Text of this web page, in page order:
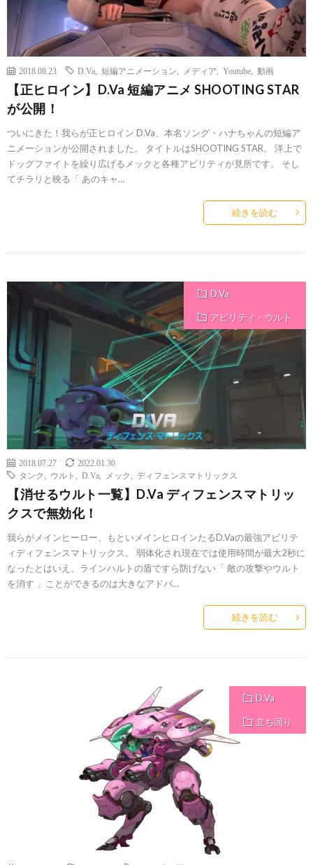
2018.08.23 D.Va 短編アニメーション メディア Youtube 動画
【正ヒロイン】D.Va 短編アニメ SHOOTING STAR
が公開！
ついにきた！我らが正ヒロイン D.Va、本名ソング・ハナちゃんの短編ア
ニメーションが公開されました。 タイトルはSHOOTING STAR。 洋上で
ドッグファイトを繰り広げるメックと各種アビリティが見所です。 そし
てチラリと映る「 あのキャ…
続きを読む
D.Va
アビリティ・ウルト
2018.07.27
2022.01.30
タンク
ウルト D.Va メック ディフェンスマトリックス
【消せるウルト一覧】D.Va ディフェンスマトリッ
クスで無効化！
我らがメインヒーロー、もといメインヒロインたるD.Vaの最強アビリテ
ィディフェンスマトリックス。 弱体化され現在では使用時間が最大2秒に
なったとはいえ、ラインハルトの盾ですら防げない「 敵の攻撃やウルト
を消す 」ことができるのは大きなアドバ…
続きを読む
D.Va
立ち回り